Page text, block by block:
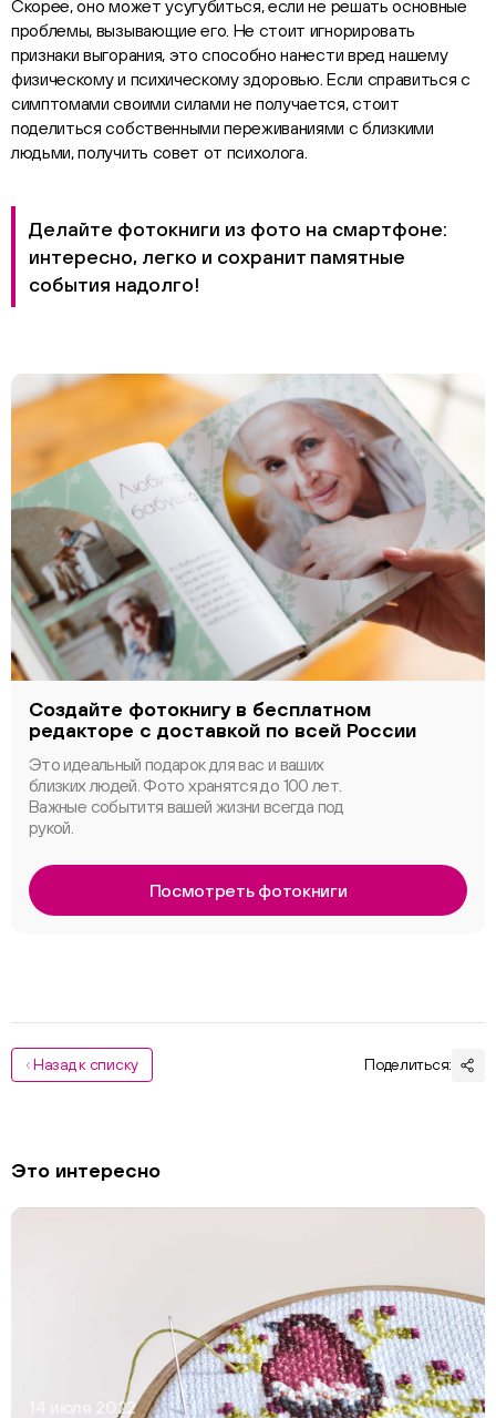
Скорее, оно может усугубиться, если не решать основные
проблемы, вызывающие его. Не стоит игнорировать
признаки выгорания, это способно нанести вред нашему
физическому и психическому здоровью. Если справиться с
симптомами своими силами не получается, стоит
поделиться собственными переживаниями с близкими
людьми, получить совет от психолога.
Делайте фотокниги из фото на смартфоне:
интересно, легко и сохранит памятные
события надолго!
Создайте фотокнигу в бесплатном
редакторе с доставкой по всей России
Это идеальный подарок для вас и ваших
близких людей. Фото хранятся до 100 лет.
Важные событитя вашей жизни всегда под
рукой.
Посмотреть фотокниги
Назад к списку Поделиться:
Это интересно
14 июля 2022